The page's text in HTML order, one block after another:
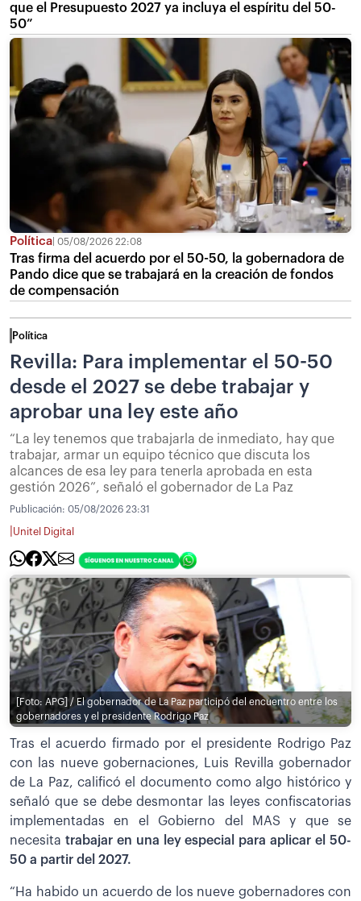
que el Presupuesto 2027 ya incluya el espíritu del 50-
50”
Política 05/08/2026 22:08
Tras firma del acuerdo por el 50-50, la gobernadora de
Pando dice que se trabajará en la creación de fondos
de compensación
Política
Revilla: Para implementar el 50-50
desde el 2027 se debe trabajar y
aprobar una ley este año
“La ley tenemos que trabajarla de inmediato, hay que
trabajar, armar un equipo técnico que discuta los
alcances de esa ley para tenerla aprobada en esta
gestión 2026”, señaló el gobernador de La Paz
Publicación: 05/08/2026 23:31
Unitel Digital
[Foto: APG] / El gobernador de La Paz participó del encuentro entre los
gobernadores y el presidente Rodrigo Paz
Tras el acuerdo firmado por el presidente Rodrigo Paz
con las nueve gobernaciones, Luis Revilla gobernador
de La Paz, calificó el documento como algo histórico y
señaló que se debe desmontar las leyes confiscatorias
implementadas en el Gobierno del MAS y que se
necesita trabajar en una ley especial para aplicar el 50-
50 a partir del 2027.
“Ha habido un acuerdo de los nueve gobernadores con